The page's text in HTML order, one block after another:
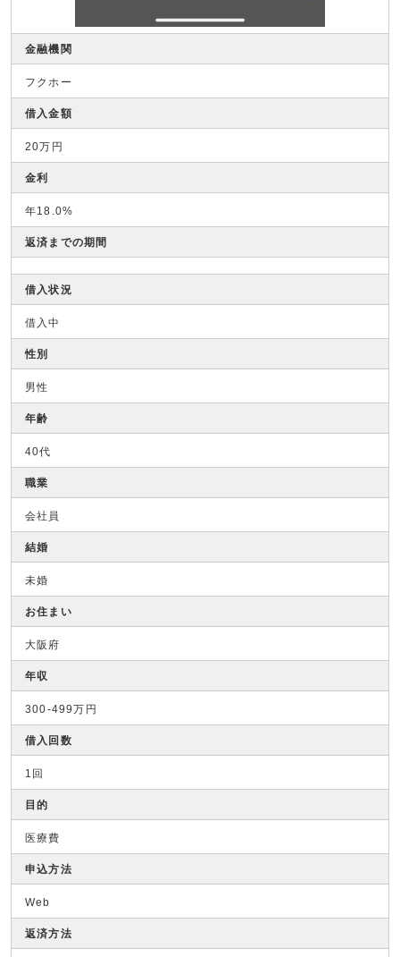
金融機関
フクホー
借入金額
20万円
金利
年18.0%
返済までの期間
借入状況
借入中
性別
男性
年齢
40代
職業
会社員
結婚
未婚
お住まい
大阪府
年収
300-499万円
借入回数
1回
目的
医療費
申込方法
Web
返済方法